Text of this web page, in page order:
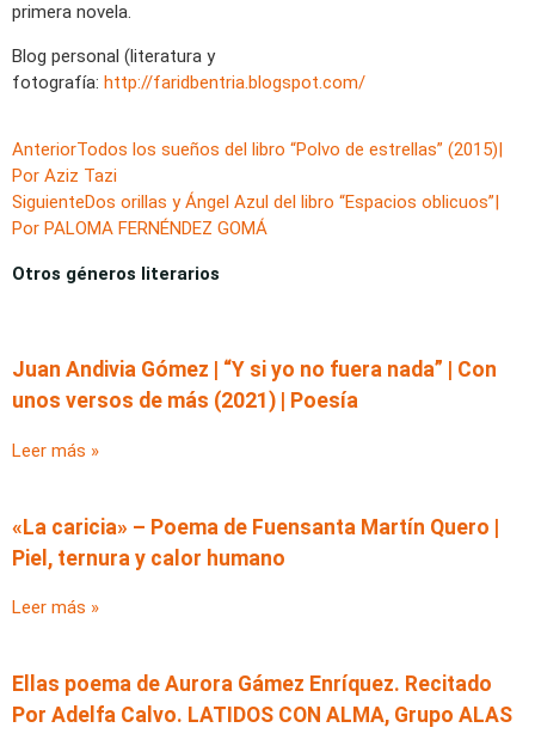
primera novela.
Blog personal (literatura y
fotografía: http://faridbentria.blogspot.com/
AnteriorTodos los sueños del libro “Polvo de estrellas” (2015)|
Por Aziz Tazi
SiguienteDos orillas y Ángel Azul del libro “Espacios oblicuos”|
Por PALOMA FERNÉNDEZ GOMÁ
Otros géneros literarios
Juan Andivia Gómez | “Y si yo no fuera nada” | Con
unos versos de más (2021) | Poesía
Leer más »
«La caricia» – Poema de Fuensanta Martín Quero |
Piel, ternura y calor humano
Leer más »
Ellas poema de Aurora Gámez Enríquez. Recitado
Por Adelfa Calvo. LATIDOS CON ALMA, Grupo ALAS